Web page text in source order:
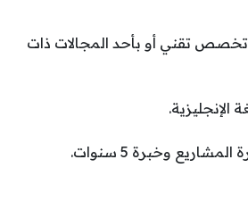
تخصص تقني أو بأحد المجالات ذات
الإنجليزية.
وخبرة 5 سنوات.